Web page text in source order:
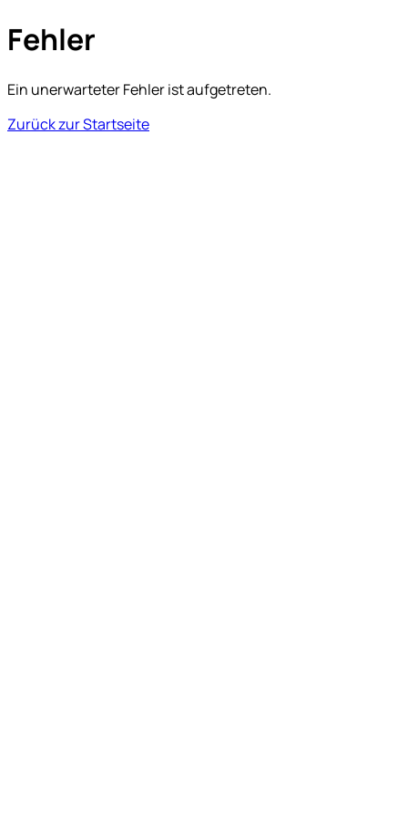
Fehler
Ein unerwarteter Fehler ist aufgetreten.
Zurück zur Startseite